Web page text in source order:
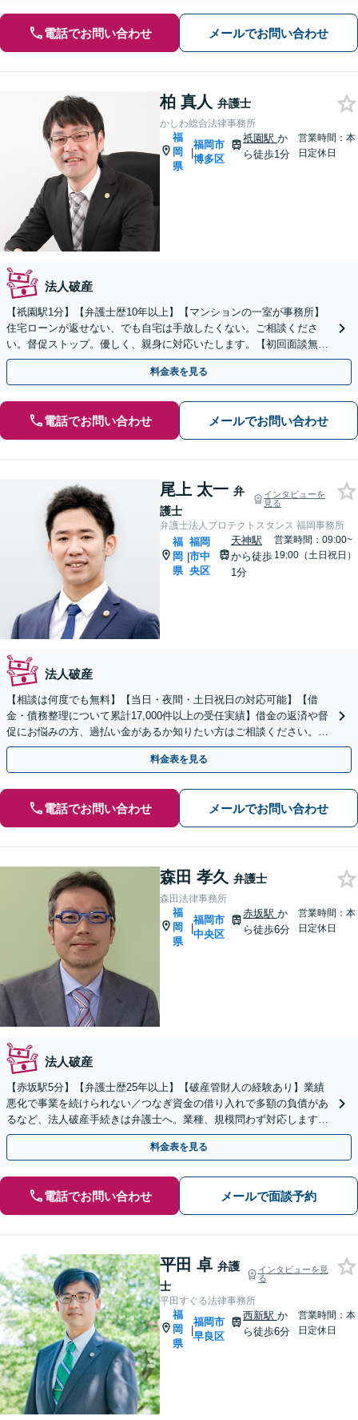
電話でお問い合わせ メールでお問い合わせ
柏 真人 弁護士
かしわ総合法律事務所
福
岡
県
|
福岡市
博多区
祇園駅 か
ら徒歩1分
営業時間：本
日定休日
法人破産
【祇園駅1分】【弁護士歴10年以上】【マンションの一室が事務所】
住宅ローンが返せない、でも自宅は手放したくない。ご相談くださ
い。督促ストップ。優しく、親身に対応いたします。【初回面談無
料】【後払い利用可】【休日・夜間面談可】
料金表を見る
電話でお問い合わせ メールでお問い合わせ
尾上 太一 弁
護士
インタビューを
見る
弁護士法人プロテクトスタンス 福岡事務所
福
岡
県
|
福岡
市中
央区
天神駅
から徒歩
1分
営業時間：09:00~
19:00（土日祝日）
法人破産
【相談は何度でも無料】【当日・夜間・土日祝日の対応可能】【借
金・債務整理について累計17,000件以上の受任実績】借金の返済や督
促にお悩みの方、過払い金があるか知りたい方はご相談ください。ベ
ストな解決策を提案いたします。
料金表を見る
電話でお問い合わせ メールでお問い合わせ
森田 孝久 弁護士
森田法律事務所
福
岡
県
|
福岡市
中央区
赤坂駅 か
ら徒歩6分
営業時間：本
日定休日
法人破産
【赤坂駅5分】【弁護士歴25年以上】【破産管財人の経験あり】業績
悪化で事業を続けられない／つなぎ資金の借り入れで多額の負債があ
るなど、法人破産手続きは弁護士へ。業種、規模問わず対応します。
小規模事業者、個人事業主の破産手続きもお任せください
料金表を見る
電話でお問い合わせ メールで面談予約
平田 卓 弁護
士
インタビューを見
る
平田すぐる法律事務所
福
岡
県
|
福岡市
早良区
西新駅 か
ら徒歩6分
営業時間：本
日定休日